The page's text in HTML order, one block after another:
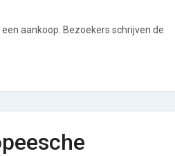
aankoop. Bezoekers schrijven de